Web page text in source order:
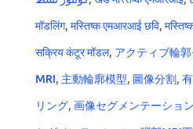
मॉडलिंग, मस्तिष्क एमआरआई छवि,
सक्रिय कंटूर मॉडल, アクティブ輪
MRI, 主動輪廓模型, 圖像分割 ,
リング, 画像セグメンテーション